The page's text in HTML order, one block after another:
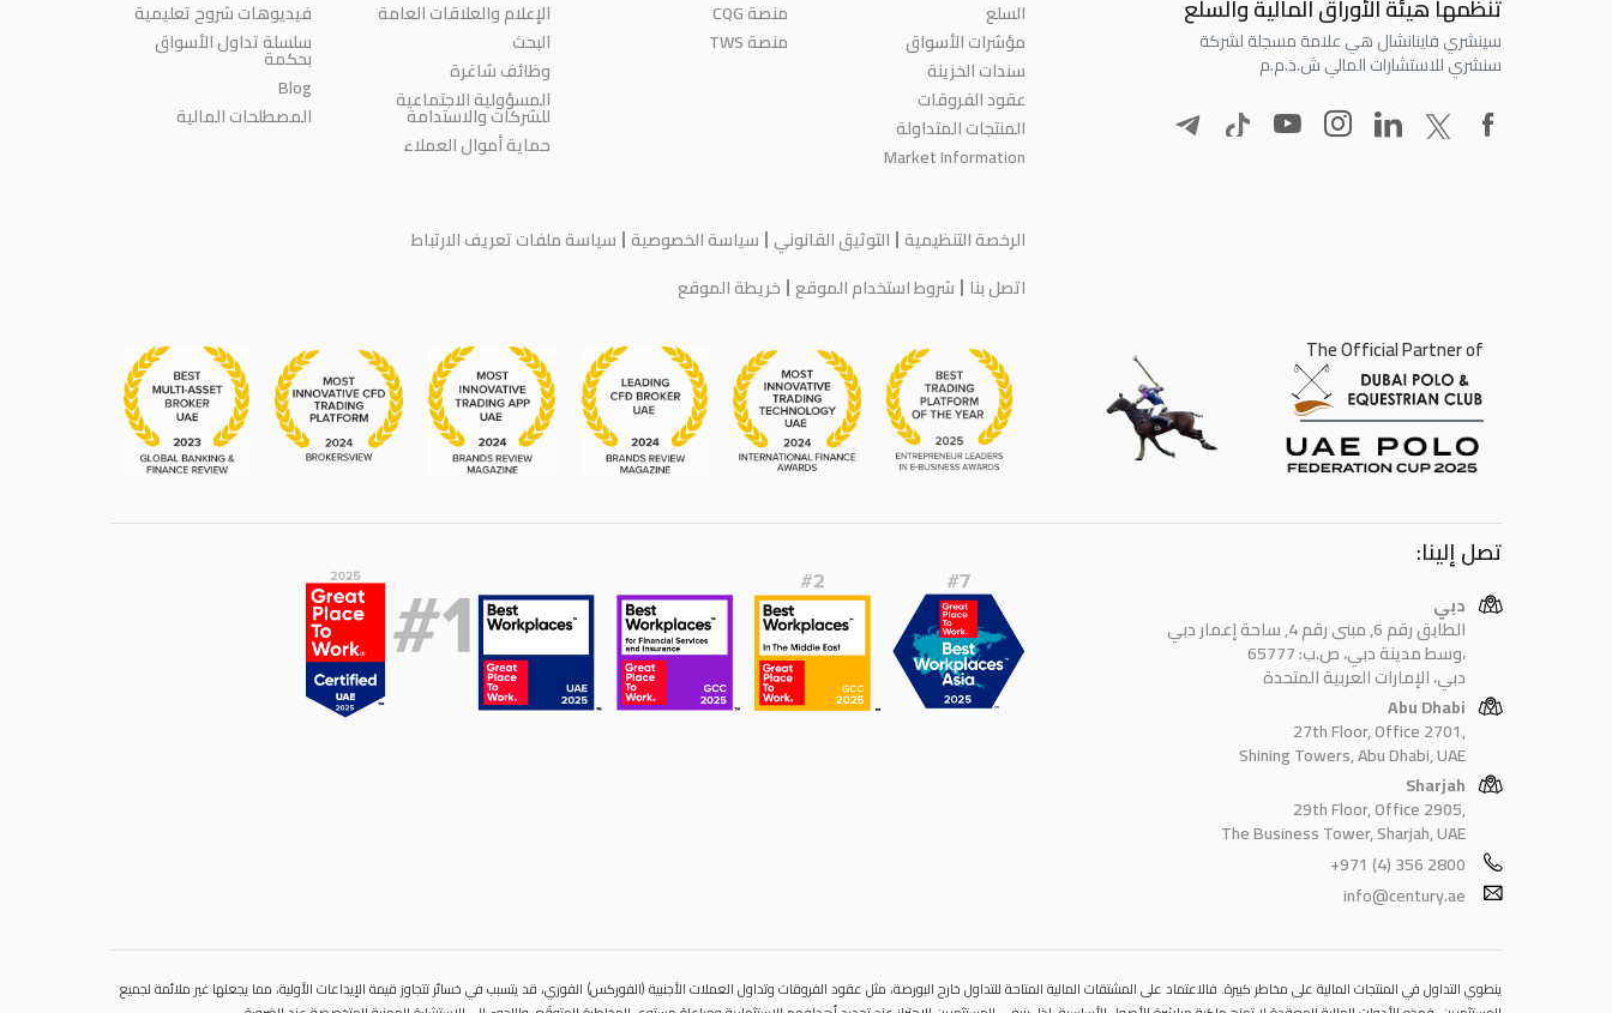
تنظمها هيئة الأوراق المالية والسلع
سينشري فاينانشال هي علامة مسجلة لشركة
سنشري للاستشارات المالي ش.ذ.م.م
السلع
مؤشرات الأسواق
سندات الخزينة
عقود الفروقات
المنتجات المتداولة
Market Information
منصة CQG
منصة TWS
الإعلام والعلاقات العامة
البحث
وظائف شاغرة
المسؤولية الاجتماعية
للشركات والاستدامة
حماية أموال العملاء
فيديوهات شروح تعليمية
سلسلة تداول الأسواق
بحكمة
Blog
المصطلحات المالية
الرخصة التنظيمية التوثيق القانوني سياسة الخصوصية سياسة ملفات تعريف الارتباط
اتصل بنا شروط استخدام الموقع خريطة الموقع
The Official Partner of
تصل إلينا:
دبي
الطابق رقم 6, مبنى رقم 4, ساحة إعمار دبي
وسط مدينة دبي، ص.ب: 65777،
دبي، الإمارات العربية المتحدة
Abu Dhabi
27th Floor, Office 2701,
Shining Towers, Abu Dhabi, UAE
Sharjah
29th Floor, Office 2905,
The Business Tower, Sharjah, UAE
+971 (4) 356 2800
info@century.ae
ينطوي التداول في المنتجات المالية على مخاطر كبيرة. فالاعتماد على المشتقات المالية المتاحة للتداول خارح البورصة، مثل عقود الفروقات وتداول العملات الأجنبية (الفوركس) الفوري، قد يتسبب في خسائر تتجاوز قيمة الإيداعات الأولية، مما يجعلها غير ملائمة لجميع